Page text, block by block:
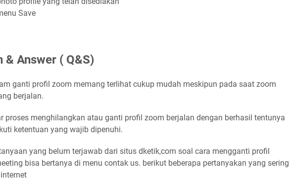
Save
& Answer ( Q&S)
ganti profil zoom memang terlihat cukup mudah meskipun pada saat zoom
berjalan.
proses menghilangkan atau ganti profil zoom berjalan dengan berhasil tentunya
ketentuan yang wajib dipenuhi.
yang belum terjawab dari situs dketik,com soal cara mengganti profil
bisa bertanya di menu contak us. berikut beberapa pertanyakan yang sering